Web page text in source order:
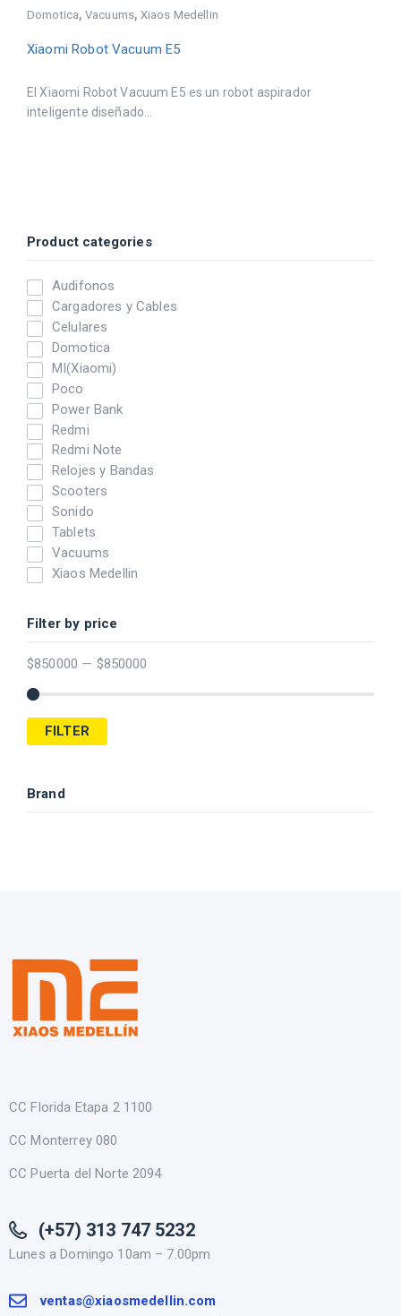
Product categories
Audifonos
Cargadores y Cables
Celulares
Domotica
MI(Xiaomi)
Poco
Power Bank
Redmi
Redmi Note
Relojes y Bandas
Scooters
Sonido
Tablets
Vacuums
Xiaos Medellin
Filter by price
$850000 — $850000
FILTER
Brand
Domotica,Vacuums, Xiaos Medellin
Xiaomi Robot Vacuum E5
El Xiaomi Robot Vacuum E5 es un robot aspirador
inteligente diseñado...
CC Florida Etapa 2 1100
CC Monterrey 080
CC Puerta del Norte 2094
(+57) 313 747 5232
Lunes a Domingo 10am – 7.00pm
ventas@xiaosmedellin.com